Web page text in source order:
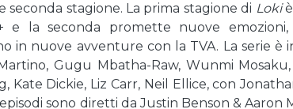
seconda stagione. La prima stagione di Lokiè
e la seconda promette nuove
in nuove avventure con la TVA. La serie
Gugu Mbatha-Raw, Wunmi
Kate Dickie, Liz Carr, Neil Ellice, con
sono diretti da Justin Benson & Aaron